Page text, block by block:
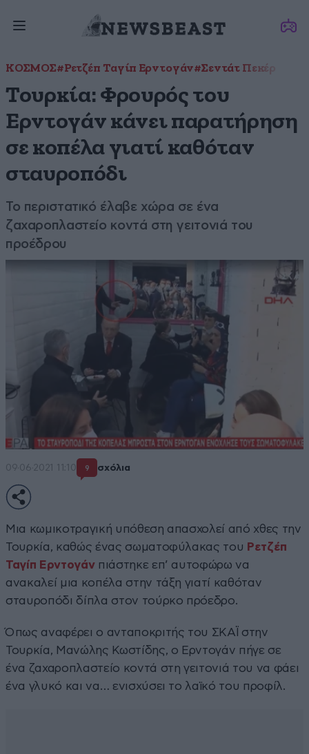
ΚΟΣΜΟΣ#Ρετζέπ Ταγίπ Ερντογάν#Σεντάτ Πεκέρ
Τουρκία: Φρουρός του
Ερντογάν κάνει παρατήρηση
σε κοπέλα γιατί καθόταν
σταυροπόδι
Το περιστατικό έλαβε χώρα σε ένα
ζαχαροπλαστείο κοντά στη γειτονιά του
προέδρου
09·06·2021 11:10 9 σχόλια
Μια κωμικοτραγική υπόθεση απασχολεί από χθες την
Τουρκία, καθώς ένας σωματοφύλακας του Ρετζέπ
Ταγίπ Ερντογάν πιάστηκε επ’ αυτοφώρω να
ανακαλεί μια κοπέλα στην τάξη γιατί καθόταν
σταυροπόδι δίπλα στον τούρκο πρόεδρο.
Όπως αναφέρει ο ανταποκριτής του ΣΚΑΪ στην
Τουρκία, Μανώλης Κωστίδης, ο Ερντογάν πήγε σε
ένα ζαχαροπλαστείο κοντά στη γειτονιά του να φάει
ένα γλυκό και να… ενισχύσει το λαϊκό του προφίλ.